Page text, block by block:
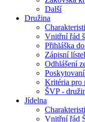
Další
Družina
Vnitřní řád
Přihláška
Zápisní
Odhlášení
Kritéria pro
ŠVP -
Jídelna
Vnitřní řád